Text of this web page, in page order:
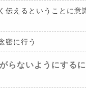
伝えるということに意
密に行う
らないようにする